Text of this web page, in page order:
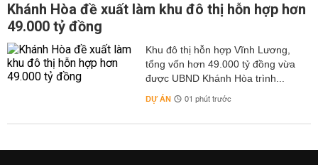
Khánh Hòa đề xuất làm khu đô thị hỗn hợp hơn
49.000 tỷ đồng
Khu đô thị hỗn hợp Vĩnh Lương,
tổng vốn hơn 49.000 tỷ đồng vừa
được UBND Khánh Hòa trình...
DỰ ÁN 01 phút trước